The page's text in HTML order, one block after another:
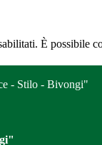
È possibile
- Stilo - Bivongi"